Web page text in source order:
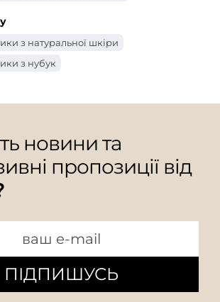
з натуральної шкіри
з нубук
новини та
пропозиції від
ПІДПИШУСЬ